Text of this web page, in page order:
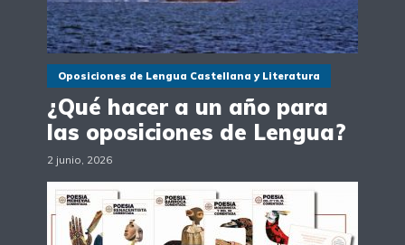
Oposiciones de Lengua Castellana y Literatura
¿Qué hacer a un año para
las oposiciones de Lengua?
2 junio, 2026